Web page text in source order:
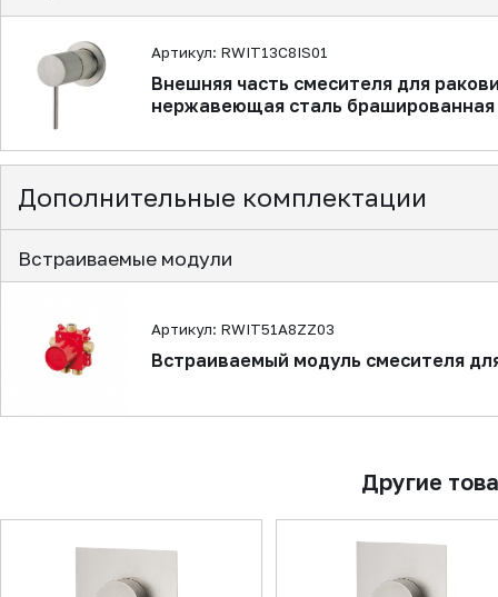
Артикул: RWIT13C8IS01
Внешняя часть смесителя для
нержавеющая сталь брашированная
Дополнительные комплектации
Встраиваемые модули
Артикул: RWIT51A8ZZ03
Встраиваемый модуль смесителя
Другие